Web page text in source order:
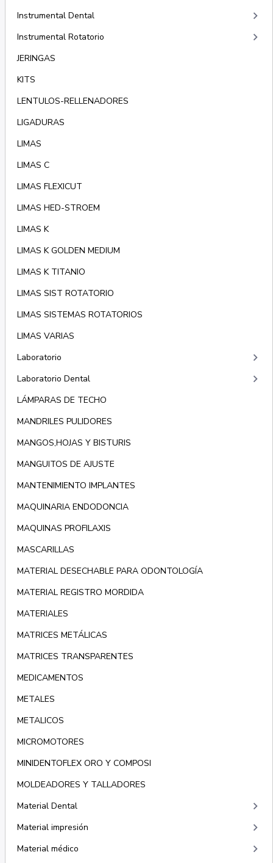
Instrumental Dental keyboard_arrow_right
Instrumental Rotatorio keyboard_arrow_right
JERINGAS
KITS
LENTULOS-RELLENADORES
LIGADURAS
LIMAS
LIMAS C
LIMAS FLEXICUT
LIMAS HED-STROEM
LIMAS K
LIMAS K GOLDEN MEDIUM
LIMAS K TITANIO
LIMAS SIST ROTATORIO
LIMAS SISTEMAS ROTATORIOS
LIMAS VARIAS
Laboratorio
keyboard_arrow_right
Laboratorio Dental keyboard_arrow_right
LÁMPARAS DE TECHO
MANDRILES PULIDORES
MANGOS,HOJAS Y BISTURIS
MANGUITOS DE AJUSTE
MANTENIMIENTO IMPLANTES
MAQUINARIA ENDODONCIA
MAQUINAS PROFILAXIS
MASCARILLAS
MATERIAL DESECHABLE PARA ODONTOLOGÍA
MATERIAL REGISTRO MORDIDA
MATERIALES
MATRICES METÁLICAS
MATRICES TRANSPARENTES
MEDICAMENTOS
METALES
METALICOS
MICROMOTORES
MINIDENTOFLEX ORO Y COMPOSI
MOLDEADORES Y TALLADORES
Material Dental
keyboard_arrow_right
Material impresión keyboard_arrow_right
Material médico keyboard_arrow_right